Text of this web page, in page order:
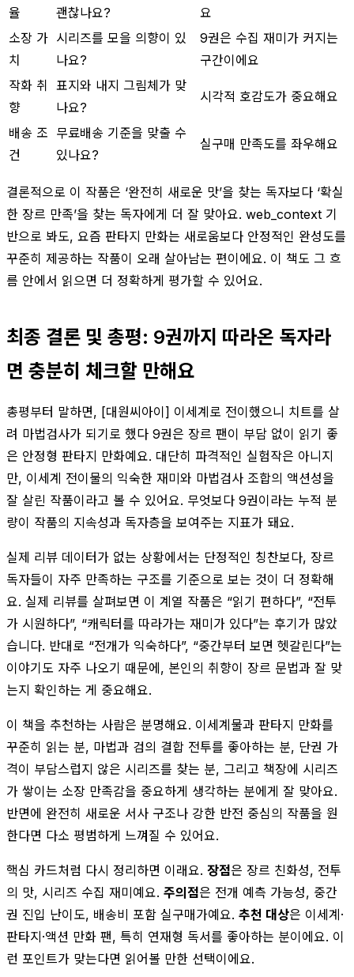
율
괜찮나요?
요
소장 가
치
시리즈를 모을 의향이 있
나요?
9권은 수집 재미가 커지는
구간이에요
작화 취
향
표지와 내지 그림체가 맞
나요?
시각적 호감도가 중요해요
배송 조
건
무료배송 기준을 맞출 수
있나요?
실구매 만족도를 좌우해요
결론적으로 이 작품은 ‘완전히 새로운 맛’을 찾는 독자보다 ‘확실
한 장르 만족’을 찾는 독자에게 더 잘 맞아요. web_context 기
반으로 봐도, 요즘 판타지 만화는 새로움보다 안정적인 완성도를
꾸준히 제공하는 작품이 오래 살아남는 편이에요. 이 책도 그 흐
름 안에서 읽으면 더 정확하게 평가할 수 있어요.
최종 결론 및 총평: 9권까지 따라온 독자라
면 충분히 체크할 만해요
총평부터 말하면, [대원씨아이] 이세계로 전이했으니 치트를 살
려 마법검사가 되기로 했다 9권은 장르 팬이 부담 없이 읽기 좋
은 안정형 판타지 만화예요. 대단히 파격적인 실험작은 아니지
만, 이세계 전이물의 익숙한 재미와 마법검사 조합의 액션성을
잘 살린 작품이라고 볼 수 있어요. 무엇보다 9권이라는 누적 분
량이 작품의 지속성과 독자층을 보여주는 지표가 돼요.
실제 리뷰 데이터가 없는 상황에서는 단정적인 칭찬보다, 장르
독자들이 자주 만족하는 구조를 기준으로 보는 것이 더 정확해
요. 실제 리뷰를 살펴보면 이 계열 작품은 “읽기 편하다”, “전투
가 시원하다”, “캐릭터를 따라가는 재미가 있다”는 후기가 많았
습니다. 반대로 “전개가 익숙하다”, “중간부터 보면 헷갈린다”는
이야기도 자주 나오기 때문에, 본인의 취향이 장르 문법과 잘 맞
는지 확인하는 게 중요해요.
이 책을 추천하는 사람은 분명해요. 이세계물과 판타지 만화를
꾸준히 읽는 분, 마법과 검의 결합 전투를 좋아하는 분, 단권 가
격이 부담스럽지 않은 시리즈를 찾는 분, 그리고 책장에 시리즈
가 쌓이는 소장 만족감을 중요하게 생각하는 분에게 잘 맞아요.
반면에 완전히 새로운 서사 구조나 강한 반전 중심의 작품을 원
한다면 다소 평범하게 느껴질 수 있어요.
핵심 카드처럼 다시 정리하면 이래요. 장점은 장르 친화성, 전투
의 맛, 시리즈 수집 재미예요. 주의점은 전개 예측 가능성, 중간
권 진입 난이도, 배송비 포함 실구매가예요. 추천 대상은 이세계·
판타지·액션 만화 팬, 특히 연재형 독서를 좋아하는 분이에요. 이
런 포인트가 맞는다면 읽어볼 만한 선택이에요.